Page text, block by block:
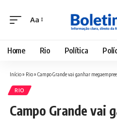
Font
Aa
Home Rio Política
Início» Rio» Campo Grande vai ganhar
RIO
Campo Grande vai